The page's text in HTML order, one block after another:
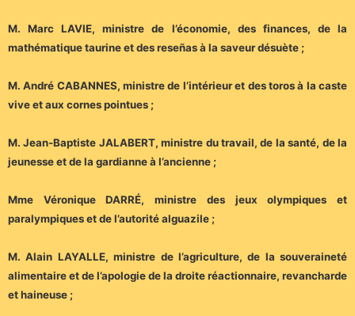
M. Marc LAVIE, ministre de l’économie, des finances, de la
mathématique taurine et des reseñas à la saveur désuète ;
M. André CABANNES, ministre de l’intérieur et des toros à la caste
vive et aux cornes pointues ;
M. Jean-Baptiste JALABERT, ministre du travail, de la santé, de la
jeunesse et de la gardianne à l’ancienne ;
Mme Véronique DARRÉ, ministre des jeux olympiques et
paralympiques et de l’autorité alguazile ;
M. Alain LAYALLE, ministre de l’agriculture, de la souveraineté
alimentaire et de l’apologie de la droite réactionnaire, revancharde
et haineuse ;